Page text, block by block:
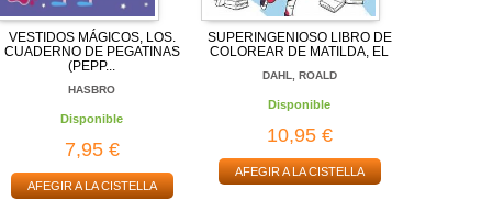
VESTIDOS MÁGICOS, LOS.
CUADERNO DE PEGATINAS
(PEPP...
HASBRO
Disponible
7,95 €
AFEGIR A LA CISTELLA
SUPERINGENIOSO LIBRO DE
COLOREAR DE MATILDA, EL
DAHL, ROALD
Disponible
10,95 €
AFEGIR A LA CISTELLA